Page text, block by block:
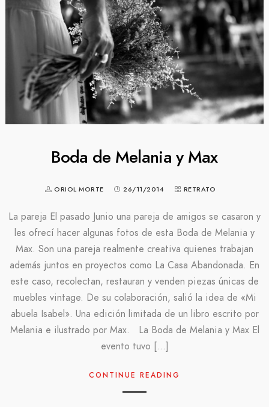
Boda de Melania y Max
ORIOL MORTE 26/11/2014 RETRATO
La pareja El pasado Junio una pareja de amigos se casaron y
les ofrecí hacer algunas fotos de esta Boda de Melania y
Max. Son una pareja realmente creativa quienes trabajan
además juntos en proyectos como La Casa Abandonada. En
este caso, recolectan, restauran y venden piezas únicas de
muebles vintage. De su colaboración, salió la idea de «Mi
abuela Isabel». Una edición limitada de un libro escrito por
Melania e ilustrado por Max. La Boda de Melania y Max El
evento tuvo […]
CONTINUE READING